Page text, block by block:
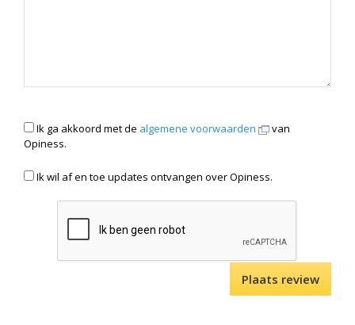
Ik ga akkoord met de algemene voorwaarden
van
Opiness.
Ik wil af en toe updates ontvangen over Opiness.